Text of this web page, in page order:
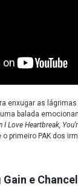
enxugar as
balada
I Love Heartbreak,
primeiro PAK dos
e